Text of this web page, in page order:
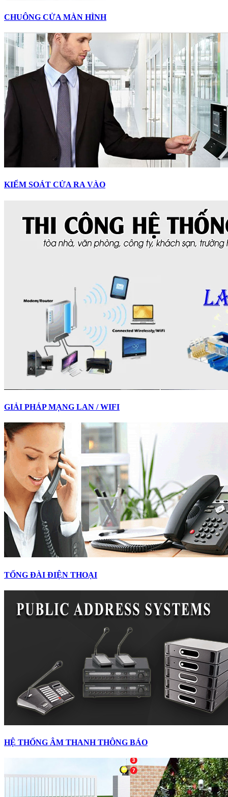
CHUÔNG CỬA MÀN HÌNH
KIỂM SOÁT CỬA RA VÀO
GIẢI PHÁP MẠNG LAN / WIFI
TỔNG ĐÀI ĐIỆN THOẠI
HỆ THỐNG ÂM THANH THÔNG BÁO